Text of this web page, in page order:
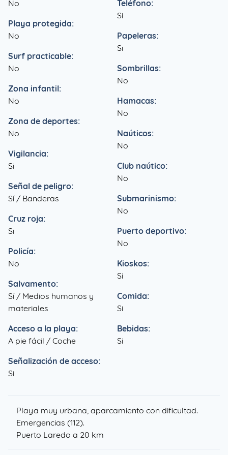
No
Playa protegida:
No
Surf practicable:
No
Zona infantil:
No
Zona de deportes:
No
Vigilancia:
Si
Señal de peligro:
Sí / Banderas
Cruz roja:
Si
Policía:
No
Salvamento:
Sí / Medios humanos y
materiales
Acceso a la playa:
A pie fácil / Coche
Señalización de acceso:
Si
Teléfono:
Si
Papeleras:
Si
Sombrillas:
No
Hamacas:
No
Naúticos:
No
Club naútico:
No
Submarinismo:
No
Puerto deportivo:
No
Kioskos:
Si
Comida:
Si
Bebidas:
Si
Playa muy urbana, aparcamiento con dificultad.
Emergencias (112).
Puerto Laredo a 20 km